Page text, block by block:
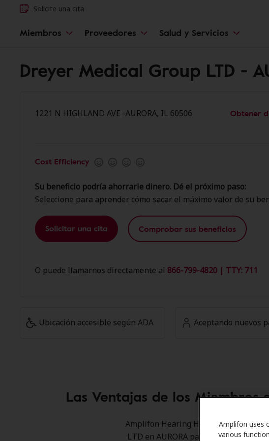
Amplifon uses
various
Solicite una cita
Miembros Proveedores Salud y Servicios
Dreyer Medical Group LTD -
1221 N HIGHLAND AVE -AURORA, IL 60506 Obtener
Cost Efficiency
Su beneficio podría ahorrarle dinero. Dé el próximo paso:
Seleccione para aprender cómo sacar el máximo valor de su
Solicitar una cita Comprobar sus beneficios
O puede llamarnos directamente al 866-799-4820 | TTY: 711
Ubicación accesible según ADA Aceptando nuevos
Las Ventajas de los Miembros
Amplifon Hearing Health Care se
LTD en AURORA para ofrecer